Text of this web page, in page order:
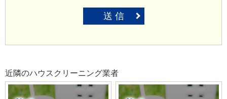
送 信
近隣のハウスクリーニング業者